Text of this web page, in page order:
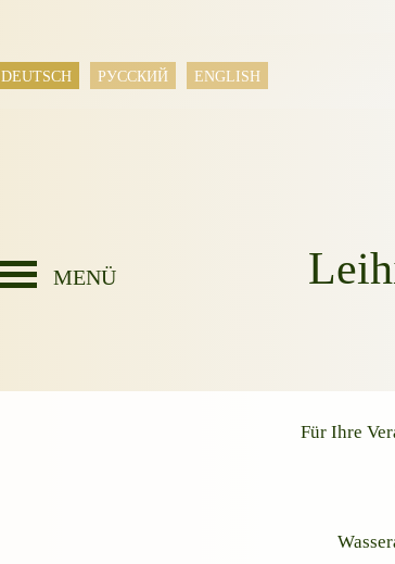
DEUTSCH РУССКИЙ ENGLISH
MENÜ
Für Ihre